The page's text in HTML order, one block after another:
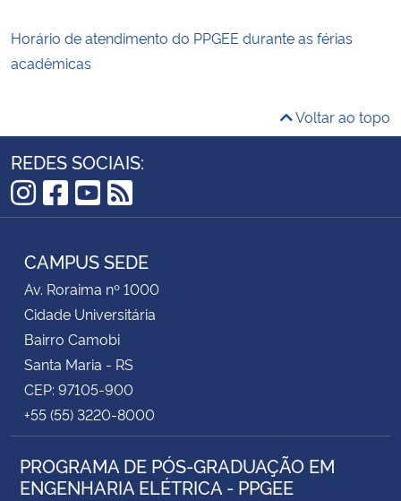
Horário de atendimento do PPGEE durante as férias
acadêmicas
Voltar ao topo
REDES SOCIAIS:
Instagram
Facebook
YouTube
RSS
CAMPUS SEDE
Av. Roraima nº 1000
Cidade Universitária
Bairro Camobi
Santa Maria - RS
CEP: 97105-900
+55 (55) 3220-8000
PROGRAMA DE PÓS-GRADUAÇÃO EM
ENGENHARIA ELÉTRICA - PPGEE